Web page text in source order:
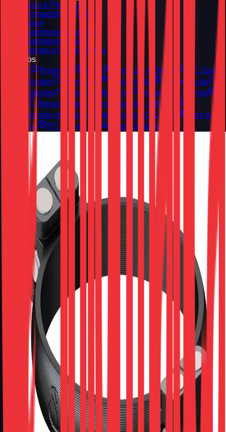
Capas e Películas
Carregadores e Cabos
iPhone
Smartphones Android
Smartphones Gamer
Suportes e Power Banks
Serviços
Blog
Premium Vitrine Serviços e Ofertas
PC Gamer
Notebooks
Promoção Manutenção
Consignação
Carregadores
Licenças Microsoft
Assistência Games
Toners
Reparo Apple
Troca de Tela & Bateria
Recuperação de Dados
Montagem PC Gamer
Sites &
Sistemas
PC Gamer 3D Especialista Apple
Volantes e Simuladores
Mod Paddle Shift Magnético
Volante Logitech
G25/g27/g29/920
R$ 59,85
à vista no PIX com
15% de desconto
R$ 70,41
R$ 70,41
em até 10x de R$ 7,04
sem juros
RETIRE HOJE NA LOJA (CAMBUÍ)
Ou compre pelo WhatsApp para ter
Entrega Rápida
via
motoboy hoje mesmo em Campinas e região.
COMPRAR PELO WHATSAPP Adicionar ao carrinho
Calcular Frete e Prazo
Calcular
Não sei meu CEP
WhatsAppConfirmar estoque no WhatsApp Compartilhar
Detalhes do Produto
Descrição